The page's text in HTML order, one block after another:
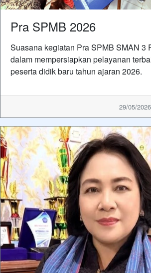
Pra SPMB 2026
Suasana kegiatan Pra SPMB SMAN 3
dalam mempersiapkan pelayanan
peserta didik baru tahun ajaran 2026.
29/05/